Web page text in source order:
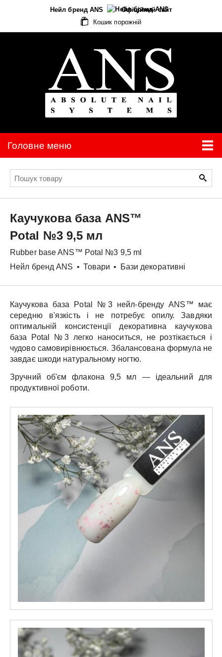
Нейл бренд ANS
Офіційний сайт
Кошик порожній
Головне меню
Каучукова база ANS™
Potal №3 9,5 мл
Rubber baseANS™ Potal №3 9,5 ml
Нейл бренд ANS • Товари • Бази декоративні
Каучукова база Potal №3 нейл-брендуANS™ має
середню в'язкість і не потребує опилу. Завдяки
оптимальній консистенції декоративна каучукова
база
Potal №3 легко наноситься, не розтікається і
чудово самовирівнюється. Збалансована формула не
завдає шкоди натуральному ногтю.
Зручний об'єм флакона9,5 мл — ідеальний для
продуктивної роботи.